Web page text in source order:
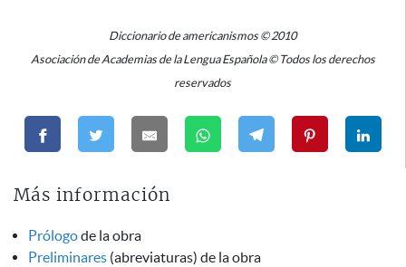
Diccionario de americanismos © 2010
Asociación de Academias de la Lengua Española © Todos los derechos
reservados
Más información
Prólogode la obra
Preliminares (abreviaturas) de la obra